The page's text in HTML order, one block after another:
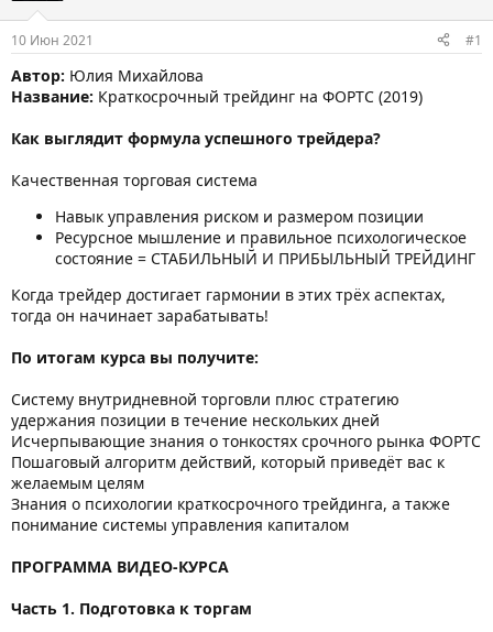
м
ы
а
л
а
10 Июн 2021 #1
Автор: Юлия Михайлова
Название: Краткосрочный трейдинг на ФОРТС (2019)
Как выглядит формула успешного трейдера?
Качественная торговая система
Навык управления риском и размером позиции
Ресурсное мышление и правильное психологическое
состояние = СТАБИЛЬНЫЙ И ПРИБЫЛЬНЫЙ ТРЕЙДИНГ
Когда трейдер достигает гармонии в этих трёх аспектах,
тогда он начинает зарабатывать!
По итогам курса вы получите:
Систему внутридневной торговли плюс стратегию
удержания позиции в течение нескольких дней
Исчерпывающие знания о тонкостях срочного рынка ФОРТС
Пошаговый алгоритм действий, который приведёт вас к
желаемым целям
Знания о психологии краткосрочного трейдинга, а также
понимание системы управления капиталом
ПРОГРАММА ВИДЕО-КУРСА
Часть 1. Подготовка к торгам